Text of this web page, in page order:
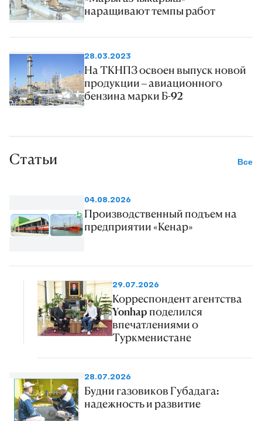
наращивают темпы работ
28.03.2023
На ТКНПЗ освоен выпуск новой
продукции – авиационного
бензина марки Б-92
Статьи Все
04.08.2026
Производственный подъем на
предприятии «Кенар»
29.07.2026
Корреспондент агентства
Yonhap поделился
впечатлениями о
Туркменистане
28.07.2026
Будни газовиков Губадага:
надежность и развитие